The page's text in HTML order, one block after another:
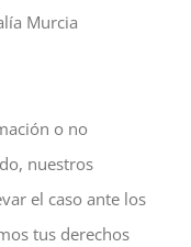
Murcia
o no
nuestros
el caso ante los
tus derechos